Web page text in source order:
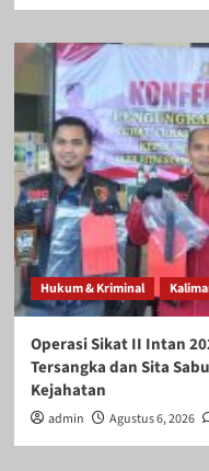
Hukum & Kriminal
Operasi Sikat II Intan
Tersangka dan Sita
Kejahatan
admin Agustus 6, 2026